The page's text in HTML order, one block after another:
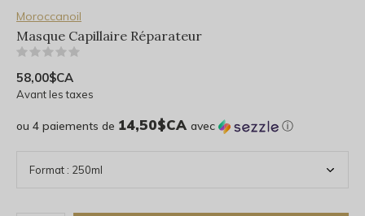
Moroccanoil
Masque Capillaire Réparateur
58,00$CA
Avant les taxes
ou 4 paiements de 14,50$CA avec ⓘ